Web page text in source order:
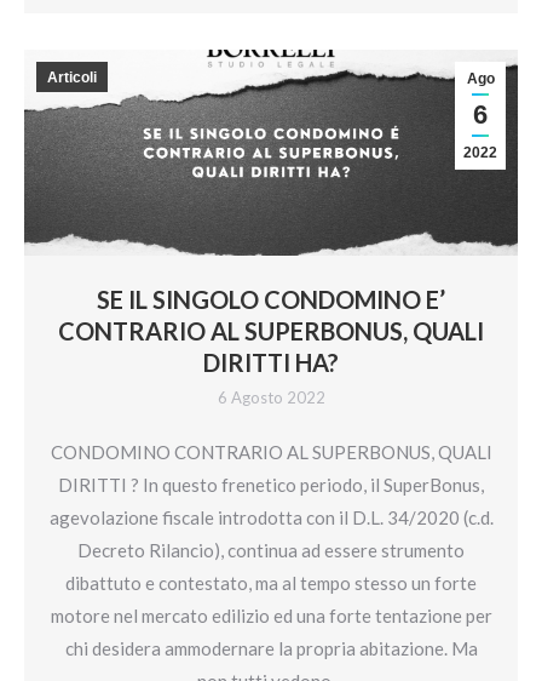
SE IL SINGOLO CONDOMINO E’
CONTRARIO AL SUPERBONUS, QUALI
DIRITTI HA?
6 Agosto 2022
Ago
6
2022
Articoli
CONDOMINO CONTRARIO AL SUPERBONUS, QUALI
DIRITTI ? In questo frenetico periodo, il SuperBonus,
agevolazione fiscale introdotta con il D.L. 34/2020 (c.d.
Decreto Rilancio), continua ad essere strumento
dibattuto e contestato, ma al tempo stesso un forte
motore nel mercato edilizio ed una forte tentazione per
chi desidera ammodernare la propria abitazione. Ma